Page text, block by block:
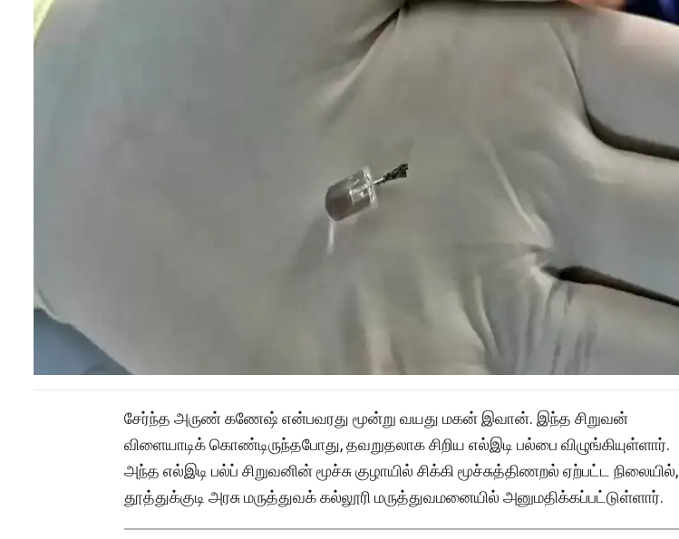
சேர்ந்த அருண் கணேஷ் என்பவரது மூன்று வயது மகன் இவான். இந்த சிறுவன்
விளையாடிக் கொண்டிருந்தபோது, தவறுதலாக சிறிய எல்இடி பல்பை விழுங்கியுள்ளார்.
அந்த எல்இடி பல்ப் சிறுவனின் மூச்சு குழாயில் சிக்கி மூச்சுத்திணறல் ஏற்பட்ட நிலையில்,
தூத்துக்குடி அரசு மருத்துவக் கல்லூரி மருத்துவமனையில் அனுமதிக்கப்பட்டுள்ளார்.